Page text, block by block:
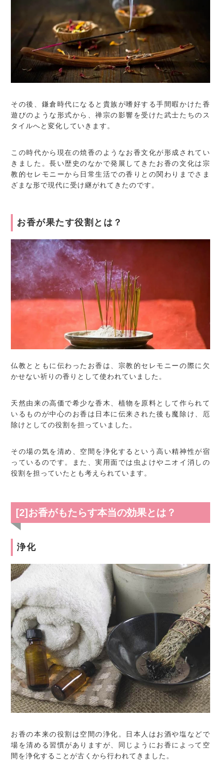
その後、鎌倉時代になると貴族が嗜好する手間暇かけた香
遊びのような形式から、禅宗の影響を受けた武士たちのス
タイルへと変化していきます。
この時代から現在の焼香のようなお香文化が形成されてい
きました。長い歴史のなかで発展してきたお香の文化は宗
教的セレモニーから日常生活での香りとの関わりまでさま
ざまな形で現代に受け継がれてきたのです。
お香が果たす役割とは？
仏教とともに伝わったお香は、宗教的セレモニーの際に欠
かせない祈りの香りとして使われていました。
天然由来の高価で希少な香木、植物を原料として作られて
いるものが中心のお香は日本に伝来された後も魔除け、厄
除けとしての役割を担っていました。
その場の気を清め、空間を浄化するという高い精神性が宿
っているのです。また、実用面では虫よけやニオイ消しの
役割を担っていたとも考えられています。
[2]お香がもたらす本当の効果とは？
浄化
お香の本来の役割は空間の浄化。日本人はお酒や塩などで
場を清める習慣がありますが、同じようにお香によって空
間を浄化することが古くから行われてきました。